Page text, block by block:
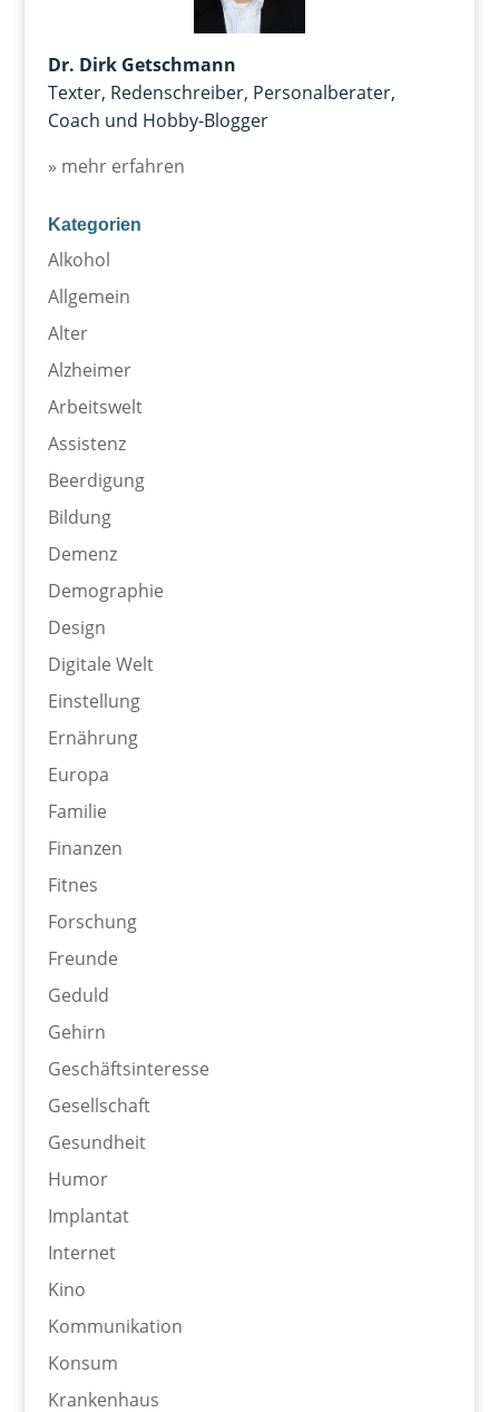
Dr. Dirk Getschmann
Texter, Redenschreiber, Personalberater,
Coach und Hobby-Blogger
» mehr erfahren
Kategorien
Alkohol
Allgemein
Alter
Alzheimer
Arbeitswelt
Assistenz
Beerdigung
Bildung
Demenz
Demographie
Design
Digitale Welt
Einstellung
Ernährung
Europa
Familie
Finanzen
Fitnes
Forschung
Freunde
Geduld
Gehirn
Geschäftsinteresse
Gesellschaft
Gesundheit
Humor
Implantat
Internet
Kino
Kommunikation
Konsum
Krankenhaus